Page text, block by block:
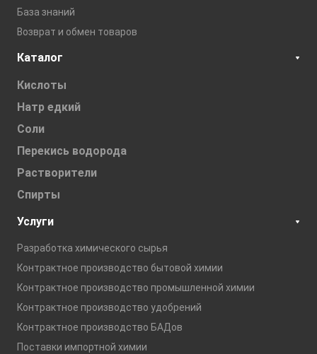
База знаний
Возврат и обмен товаров
Каталог
Кислоты
Натр едкий
Соли
Перекись водорода
Растворители
Спирты
Услуги
Разработка химического сырья
Контрактное производство бытовой химии
Контрактное производство промышленной химии
Контрактное производство удобрений
Контрактное производство БАДов
Поставки импортной химии